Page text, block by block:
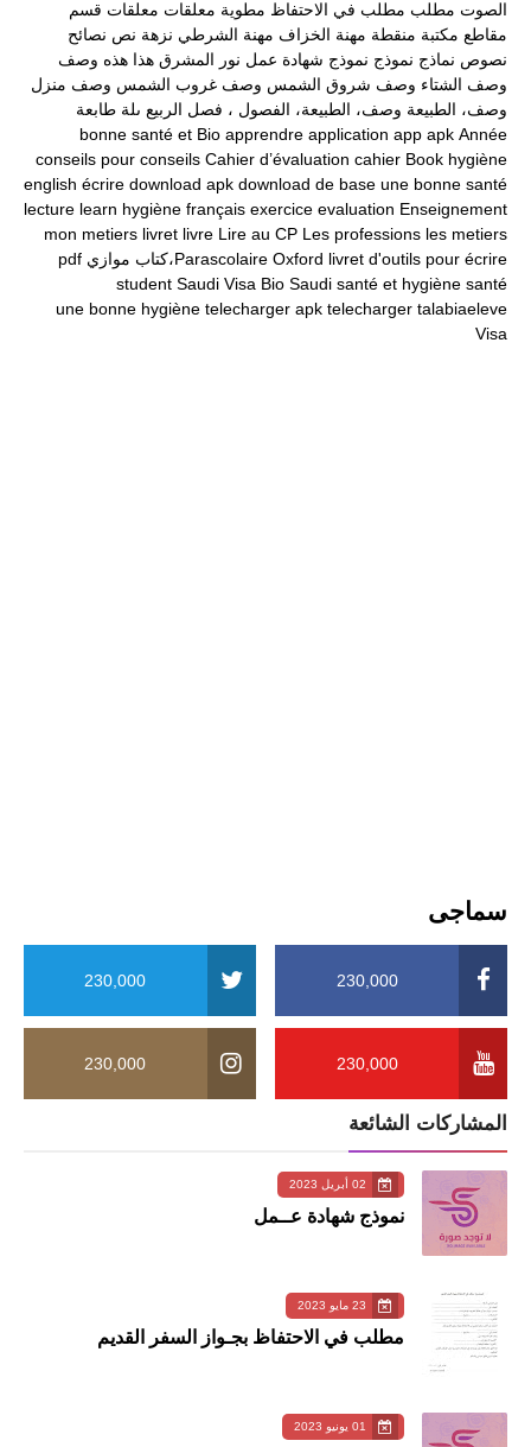
الصوت مطلب مطلب في الاحتفاظ مطوية معلقات معلقات قسم
مقاطع مكتبة منقطة مهنة الخزاف مهنة الشرطي نزهة نص نصائح
نصوص نماذج نموذج نموذج شهادة عمل نور المشرق هذا هذه وصف
وصف الشتاء وصف شروق الشمس وصف غروب الشمس وصف منزل
وصف، الطبيعة وصف، الطبيعة، الفصول ، فصل الربيع ىلة طابعة
Année
apk
app
application
apprendre
Bio
bonne santé et
hygiène
Book
cahier
Cahier d’évaluation
conseils
conseils pour
une bonne santé
de base
download
download apk
écrire
english
Enseignement
evaluation
exercice
français
hygiène
learn
lecture
les metiers
Les professions
Lire au CP
livre
livret
metiers
mon
livret d'outils pour écrire
Oxford Parascolaire،كتاب موازي
pdf
santé
santé et hygiène
Saudi
Saudi Visa Bio
student
talabiaeleve
telecharger
telecharger apk
une bonne hygiène
Visa
سماجی
230,000
230,000
230,000
230,000
المشاركات الشائعة
02 أبريل 2023
نموذج شهادة عــمل
23 مايو 2023
مطلب في الاحتفاظ بجـواز السفر القديم
01 يونيو 2023